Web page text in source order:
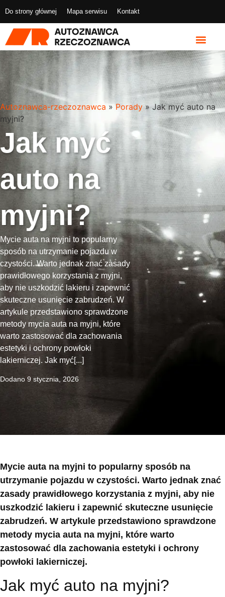
Do strony głównej Mapa serwisu Kontakt
Autoznawca-rzeczoznawca » Porady »Jak myć auto na
myjni?
Jak myć
auto na
myjni?
Mycie auta na myjni to popularny
sposób na utrzymanie pojazdu w
czystości. Warto jednak znać zasady
prawidłowego korzystania z myjni,
aby nie uszkodzić lakieru i zapewnić
skuteczne usunięcie zabrudzeń. W
artykule przedstawiono sprawdzone
metody mycia auta na myjni, które
warto zastosować dla zachowania
estetyki i ochrony powłoki
lakierniczej. Jak myć[...]
Dodano 9 stycznia, 2026
Mycie auta na myjni to popularny sposób na
utrzymanie pojazdu w czystości. Warto jednak znać
zasady prawidłowego korzystania z myjni, aby nie
uszkodzić lakieru i zapewnić skuteczne usunięcie
zabrudzeń. W artykule przedstawiono sprawdzone
metody mycia auta na myjni, które warto
zastosować dla zachowania estetyki i ochrony
powłoki lakierniczej.
Jak myć auto na myjni?